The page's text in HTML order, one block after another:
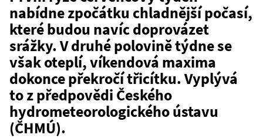
nabídne zpočátku chladnější počasí,
které budou navíc doprovázet
srážky. V druhé polovině týdne se
však oteplí, víkendová maxima
dokonce překročí třicítku. Vyplývá
to z předpovědi Českého
hydrometeorologického ústavu
(ČHMÚ).